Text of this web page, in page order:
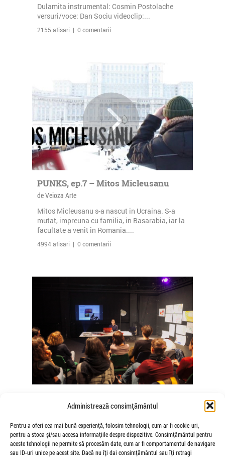
Administrează consimțământul
Pentru a oferi cea mai bună experiență, folosim tehnologii, cum ar fi cookie-uri,
pentru a stoca și/sau accesa informațiile despre dispozitive. Consimțământul pentru
aceste tehnologii ne permite să procesăm date, cum ar fi comportamentul de navigare
sau ID-uri unice pe acest site. Dacă nu îți dai consimțământul sau îți retragi
Dulamita instrumental: Cosmin Postolache
versuri/voce: Dan Sociu videoclip:...
2155 afisari | 0 comentarii
PUNKS, ep.7 – Mitos Micleusanu
de Veioza Arte
Mitos Micleusanu s-a nascut in Ucraina. S-a
mutat, impreuna cu familia, in Basarabia, iar la
facultate a venit in Romania....
4994 afisari | 0 comentarii
Somatice susținute de coregrafele
Mădălina Dan și Valentina De Piante
Niculae
de Veioza Arte